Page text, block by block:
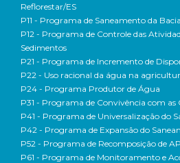
Reflorestar/ES
P11 - Programa de Saneamento da Bacia
P12 - Programa de Controle das
Sedimentos
P21 - Programa de Incremento de
P22 - Uso racional da água na
P24 - Programa Produtor de Água
P31 - Programa de Convivência com as
P41 - Programa de Universalização do
P42 - Programa de Expansão do
P52 - Programa de Recomposição de
P61 - Programa de Monitoramento e